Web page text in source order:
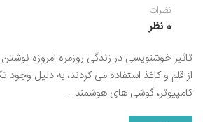
نظرات
0 نظر
تاثیر خوشنویسی در زندگی روزمره امروزه
از قلم و کاغذ استفاده می کردند، به دلیل وجود
کامپیوتر، گوشی های هوشمند …